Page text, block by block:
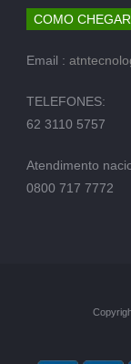
COMO CHEGAR
Email :
TELEFONES:
62 3110 5757
Atendimento
0800 717 7772